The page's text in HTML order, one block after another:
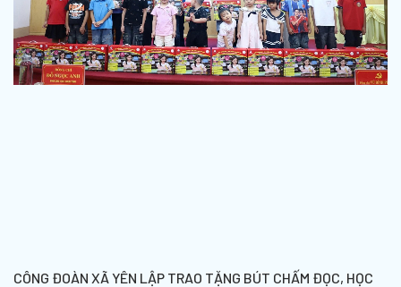
CÔNG ĐOÀN XÃ YÊN LẬP TRAO TẶNG BÚT CHẤM ĐỌC, HỌC